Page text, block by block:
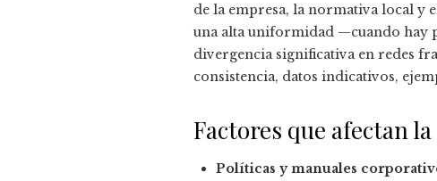
de la empresa, la normativa local y
una alta uniformidad —cuando hay
divergencia significativa en redes
consistencia, datos indicativos,
Factores que afectan
Políticas y manuales